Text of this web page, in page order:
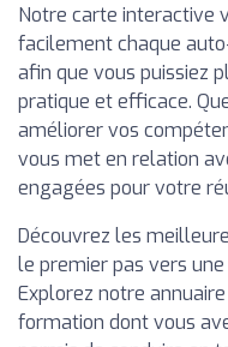
Notre carte interactive
facilement chaque
afin que vous puissiez
pratique et efficace.
améliorer vos
vous met en relation
engagées pour votre
Découvrez les
le premier pas vers
Explorez notre
formation dont vous